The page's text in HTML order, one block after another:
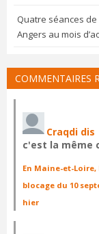
Quatre séances
Angers au mois
COMMENTAIRES
Craqdi dis
c'est la même
En Maine-et-
blocage du 10
hier